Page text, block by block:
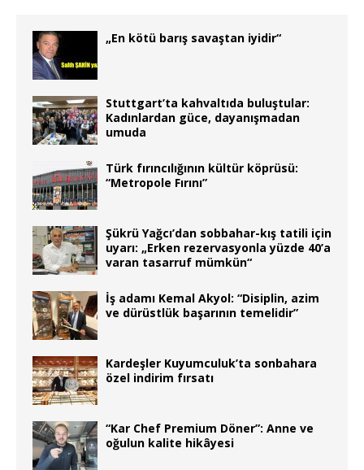
„En kötü barış savaştan iyidir“
Stuttgart’ta kahvaltıda buluştular:
Kadınlardan güce, dayanışmadan
umuda
Türk fırıncılığının kültür köprüsü:
“Metropole Fırını”
Şükrü Yağcı’dan sobbahar-kış tatili için
uyarı: „Erken rezervasyonla yüzde 40’a
varan tasarruf mümkün“
İş adamı Kemal Akyol: “Disiplin, azim
ve dürüstlük başarının temelidir”
Kardeşler Kuyumculuk’ta sonbahara
özel indirim fırsatı
“Kar Chef Premium Döner”: Anne ve
oğulun kalite hikâyesi